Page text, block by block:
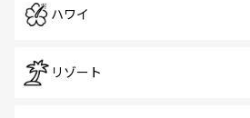
ハワイ
リゾート